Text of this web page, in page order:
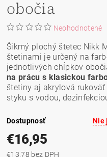
obočia
Neohodnotené
Šikmý plochý štetec Nikk
štetinami je určený na
jednotlivých chĺpkov
na prácu s klasickou
štetiny aj akrylová
styku s vodou,
Dostupnosť Nie
€16,95
€13,78 bez DPH